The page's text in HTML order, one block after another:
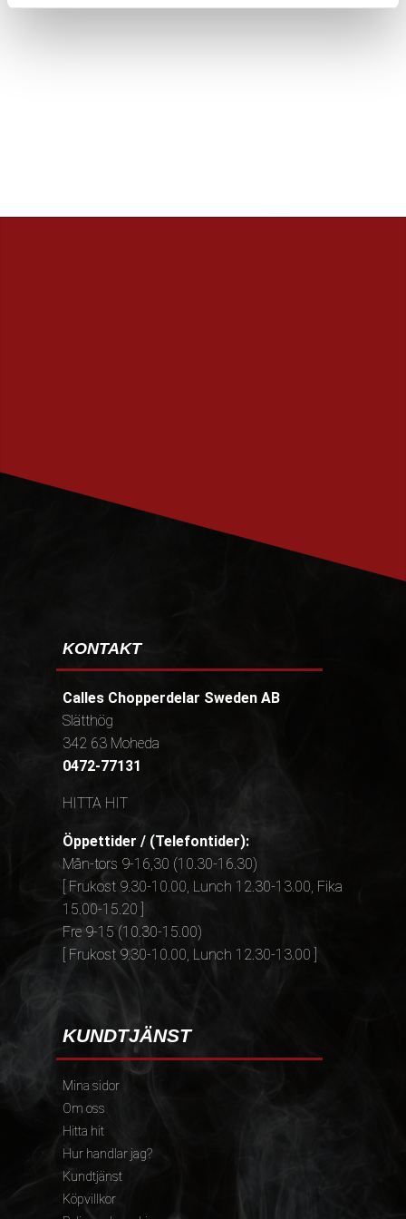
KONTAKT
Calles Chopperdelar Sweden AB
Slätthög
342 63 Moheda
0472-77131
HITTA HIT
Öppettider / (Telefontider):
Mån-tors 9-16,30 (10.30-16.30)
[ Frukost 9.30-10.00, Lunch 12.30-13.00, Fika
15.00-15.20 ]
Fre 9-15 (10.30-15.00)
[ Frukost 9.30-10.00, Lunch 12.30-13.00 ]
KUNDTJÄNST
Mina sidor
Om oss
Hitta hit
Hur handlar jag?
Kundtjänst
Köpvillkor